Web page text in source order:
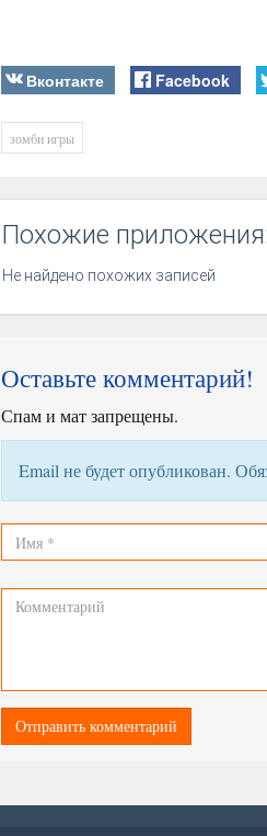
Вконтакте Facebook
зомби игры
Похожие приложения:
Не найдено похожих записей
Оставьте комментарий!
Спам и мат запрещены.
Email не будет опубликован.